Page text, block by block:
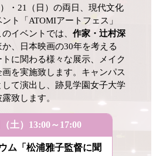
・21（日）の両日、現代文化
ト「ATOMIアートフェス」
イベントでは、作家・辻村深
か、日本映画の30年を考える
に関わる様々な展示、メイク
を実施致します。キャンパス
て演出し、跡見学園女子大学
致します。
土）13:00～17:00
ム「松浦雅子監督に聞